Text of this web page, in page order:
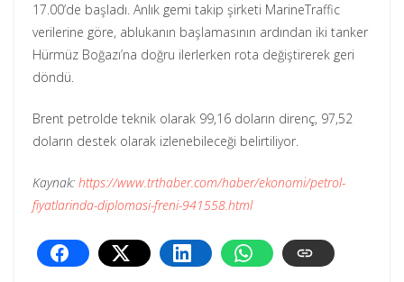
17.00’de başladı. Anlık gemi takip şirketi MarineTraffic
verilerine göre, ablukanın başlamasının ardından iki tanker
Hürmüz Boğazı’na doğru ilerlerken rota değiştirerek geri
döndü.
Brent petrolde teknik olarak 99,16 doların direnç, 97,52
doların destek olarak izlenebileceği belirtiliyor.
Kaynak: https://www.trthaber.com/haber/ekonomi/petrol-
fiyatlarinda-diplomasi-freni-941558.html